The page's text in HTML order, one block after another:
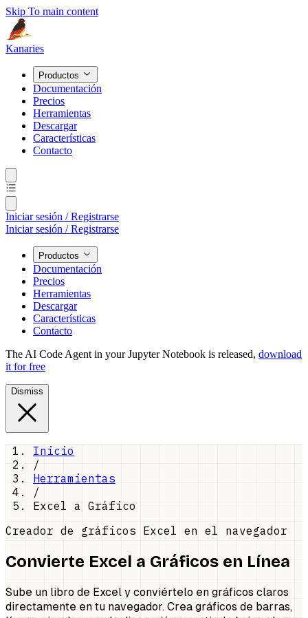
Skip To main content
Kanaries
Productos
Documentación
Precios
Herramientas
Descargar
Características
Contacto
Iniciar sesión / Registrarse
Iniciar sesión / Registrarse
Productos
Documentación
Precios
Herramientas
Descargar
Características
Contacto
The AI Code Agent in your Jupyter Notebook is released, download
it for free
Dismiss
Inicio
/
Herramientas
/
Excel a Gráfico
Creador de gráficos Excel en el navegador
Convierte Excel a Gráficos en Línea
Sube un libro de Excel y conviértelo en gráficos claros
directamente en tu navegador. Crea gráficos de barras,